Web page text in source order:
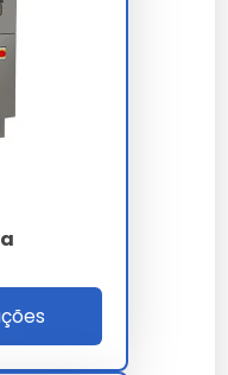
4406 - NAS 1638 -
AS4059 - ISO
TCP/IP -